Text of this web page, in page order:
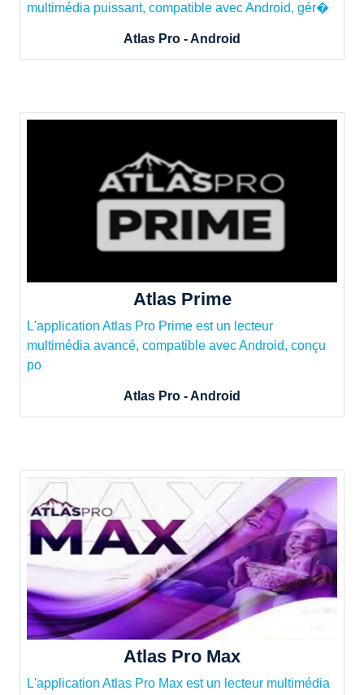
multimédia puissant, compatible avec Android, gér�
Atlas Pro - Android
Atlas Prime
L'application Atlas Pro Prime est un lecteur
multimédia avancé, compatible avec Android, conçu
po
Atlas Pro - Android
Atlas Pro Max
L'application Atlas Pro Max est un lecteur multimédia